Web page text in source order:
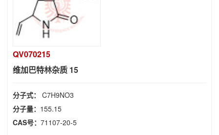
QV070215
维加巴特林杂质 15
分子式： C7H9NO3
分子量： 155.15
CAS号： 71107-20-5